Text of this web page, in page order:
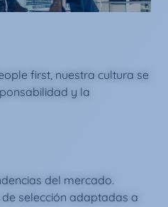
first, nuestra cultura se
y la
del mercado.
selección adaptadas a